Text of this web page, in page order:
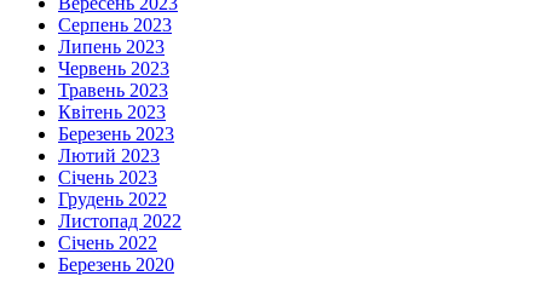
Серпень 2023
Липень 2023
Червень 2023
Травень 2023
Квітень 2023
Березень 2023
Лютий 2023
Січень 2023
Грудень 2022
Листопад 2022
Січень 2022
Березень 2020